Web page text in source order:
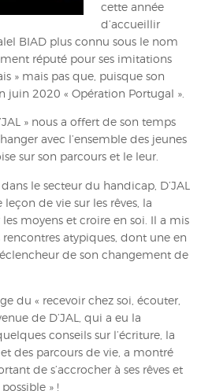
cette année
d’accueillir
BIAD plus connu sous le nom
réputé pour ses imitations
» mais pas que, puisque son
juin 2020 « Opération Portugal ».
» nous a offert de son temps
avec l’ensemble des jeunes
sur son parcours et le leur.
le secteur du handicap, D’JAL
de vie sur les rêves, la
les moyens et croire en soi. Il a mis
atypiques, dont une en
de son changement de
du « recevoir chez soi, écouter,
de D’JAL, qui a eu la
conseils sur l’écriture, la
des parcours de vie, a montré
de s’accrocher à ses rêves et
» !